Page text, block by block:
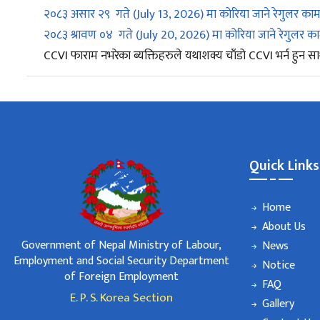
२०८३ असार २९ गते (July 13, 2026) मा कोरिया जाने रेगुलर
२०८३ श्रावण ०४ गते (July 20, 2026) मा कोरिया जाने रेगुलर
CCVI फाराम नभरेका ब्यक्तिहरुले यथाशक्य चाँडो CCVI भर्न हुन
Government of Nepal Ministry of Labour,
Employment and Social Security Department
of Foreign Employment
E. P. S. Korea Section
Quick Links
Home
About Us
News
Notice
FAQ
Gallery